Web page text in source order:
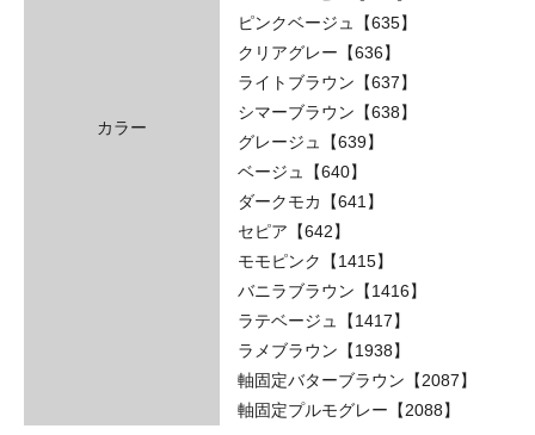
カラー
ピンクベージュ【635】
クリアグレー【636】
ライトブラウン【637】
シマーブラウン【638】
グレージュ【639】
ベージュ【640】
ダークモカ【641】
セピア【642】
モモピンク【1415】
バニラブラウン【1416】
ラテベージュ【1417】
ラメブラウン【1938】
軸固定バターブラウン【2087】
軸固定プルモグレー【2088】